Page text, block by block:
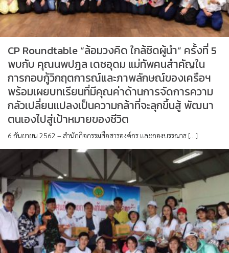
CP Roundtable “ล้อมวงคิด ใกล้ชิดผู้นำ” ครั้งที่ 5
พบกับ คุณนพปฎล เดชอุดม แม่ทัพคนสำคัญใน
การกอบกู้วิกฤตการณ์และภาพลักษณ์ของเครือฯ
พร้อมเผยบทเรียนที่มีคุณค่าด้านการจัดการความ
กลัวเปลี่ยนแปลงเป็นความกล้าที่จะลุกขึ้นสู้ พัฒนา
ตนเองไปสู่เป้าหมายของชีวิต
6 กันยายน 2562 – สำนักกิจกรรมสื่อสารองค์กร และกองบรรณาธ […]